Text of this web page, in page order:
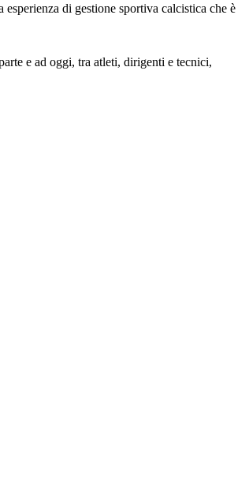
di gestione sportiva calcistica che è
e ad oggi, tra atleti, dirigenti e tecnici,